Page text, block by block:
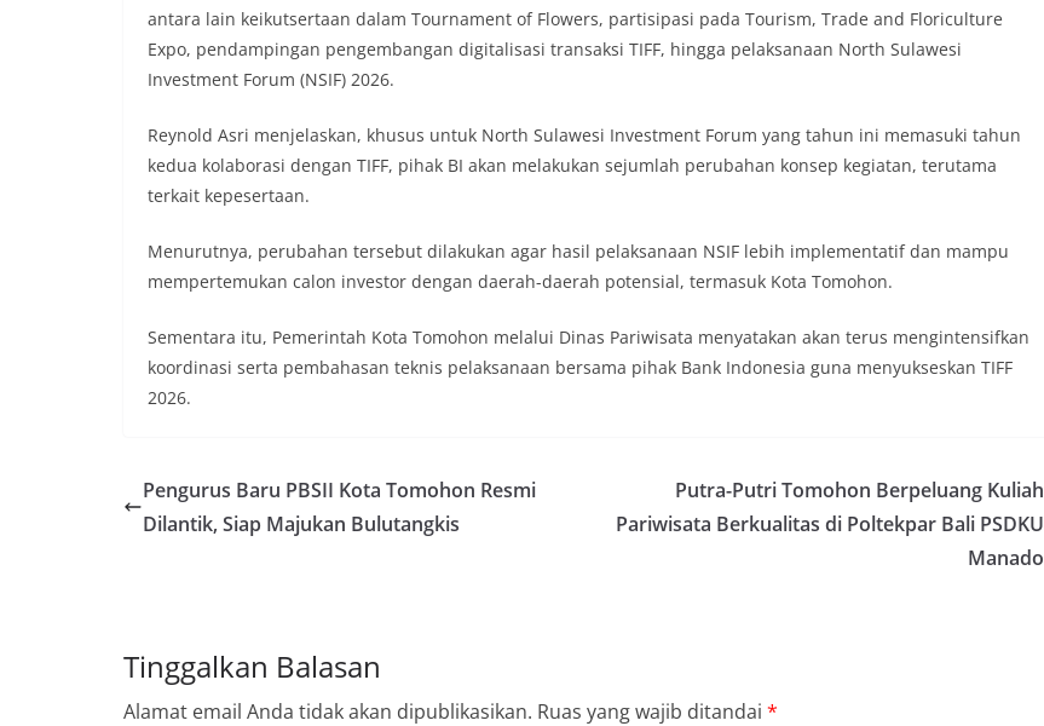
antara lain keikutsertaan dalam Tournament of Flowers, partisipasi pada Tourism, Trade and Floriculture
Expo, pendampingan pengembangan digitalisasi transaksi TIFF, hingga pelaksanaan North Sulawesi
Investment Forum (NSIF) 2026.
Reynold Asri menjelaskan, khusus untuk North Sulawesi Investment Forum yang tahun ini memasuki tahun
kedua kolaborasi dengan TIFF, pihak BI akan melakukan sejumlah perubahan konsep kegiatan, terutama
terkait kepesertaan.
Menurutnya, perubahan tersebut dilakukan agar hasil pelaksanaan NSIF lebih implementatif dan mampu
mempertemukan calon investor dengan daerah-daerah potensial, termasuk Kota Tomohon.
Sementara itu, Pemerintah Kota Tomohon melalui Dinas Pariwisata menyatakan akan terus mengintensifkan
koordinasi serta pembahasan teknis pelaksanaan bersama pihak Bank Indonesia guna menyukseskan TIFF
2026.
Pengurus Baru PBSII Kota Tomohon Resmi
Dilantik, Siap Majukan Bulutangkis
Putra-Putri Tomohon Berpeluang Kuliah
Pariwisata Berkualitas di Poltekpar Bali PSDKU
Manado
Tinggalkan Balasan
Alamat email Anda tidak akan dipublikasikan. Ruas yang wajib ditandai *